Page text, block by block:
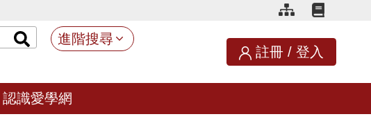
進階搜尋
註冊 / 登入
認識愛學網